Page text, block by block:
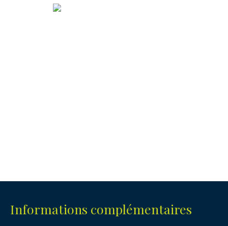
Informations complémentaires